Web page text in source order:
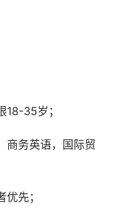
35岁；
商务英语，国际贸
先；